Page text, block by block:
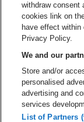
Lotto
BTW
BNP Paribas
withdraw consent
cookies link on
have effect
Privacy Policy.
We and our
Store and/or
personalised
advertising and
services
List of Partners